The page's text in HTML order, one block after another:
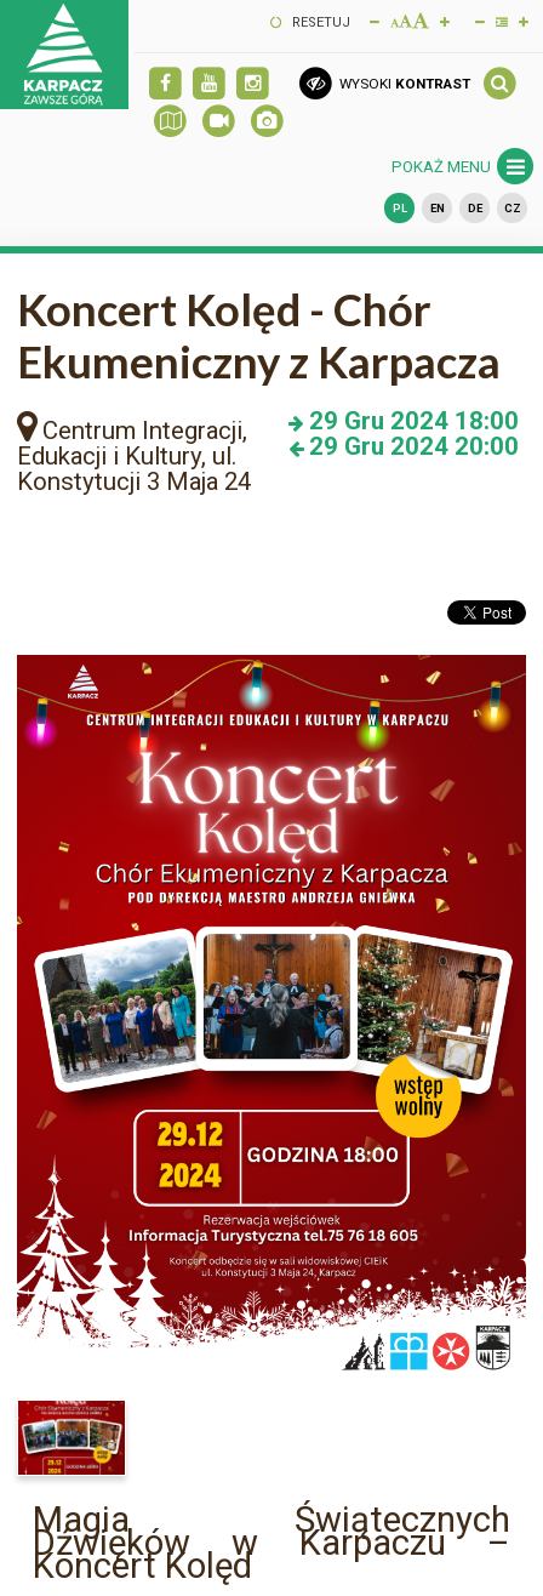
RESETUJ
WYSOKI KONTRAST
POKAŻ MENU
PL EN DE CZ
Koncert Kolęd - Chór
Ekumeniczny z Karpacza
Centrum Integracji,
Edukacji i Kultury, ul.
Konstytucji 3 Maja 24
29 Gru 202418:00
29 Gru 202420:00
Magia Świątecznych
Dźwięków w Karpaczu –
Koncert Kolęd